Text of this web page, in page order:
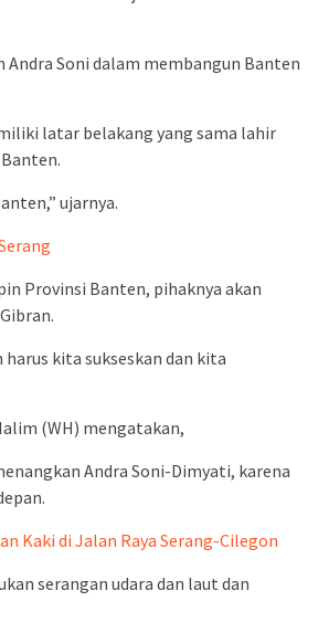
Soni dalam membangun Banten
latar belakang yang sama lahir
ujarnya.
Provinsi Banten, pihaknya akan
kita sukseskan dan kita
(WH) mengatakan,
Andra Soni-Dimyati, karena
Kaki di Jalan Raya Serang-Cilegon
serangan udara dan laut dan